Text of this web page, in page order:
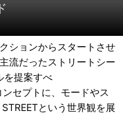
ションからスタートさせ
流だったストリートシー
を提案すべ
セプトに、モードやス
という世界観を展